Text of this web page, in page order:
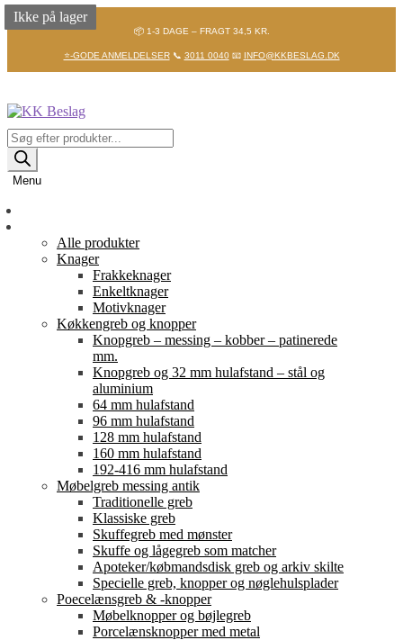
📦 1-3 DAGE – FRAGT 34,5 KR.
⭐-GODE ANMELDELSER📞 3011 0040📧 INFO@KKBESLAG.DK
Spring
til
navigation
Spring
til
indhold
Products
search
Menu
Alle produkter
Knager
Frakkeknager
Enkeltknager
Motivknager
Køkkengreb og knopper
Knopgreb – messing – kobber – patinerede
mm.
Knopgreb og 32 mm hulafstand – stål og
aluminium
64 mm hulafstand
96 mm hulafstand
128 mm hulafstand
160 mm hulafstand
192-416 mm hulafstand
Møbelgreb messing antik
Traditionelle greb
Klassiske greb
Skuffegreb med mønster
Skuffe og lågegreb som matcher
Apoteker/købmandsdisk greb og arkiv skilte
Specielle greb, knopper og nøglehulsplader
Poecelænsgreb & -knopper
Møbelknopper og bøjlegreb
Porcelænsknopper med metal
Ikke på lager
Ikke på lager
Ikke på lager